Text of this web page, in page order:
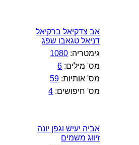
אב צדקיאל ברקיאל
דניאל טגאבו שפג
גימטריה: 1080
מס' מילים: 6
מס' אותיות: 59
מס' חיפושים: 4
אביה יעיש וגפן יונה
זיווג משמים